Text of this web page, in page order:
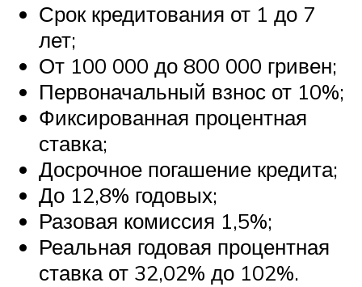
Срок кредитования от 1 до 7
лет;
От 100 000 до 800 000 гривен;
Первоначальный взнос от 10%;
Фиксированная процентная
ставка;
Досрочное погашение кредита;
До 12,8% годовых;
Разовая комиссия 1,5%;
Реальная годовая процентная
ставка от 32,02% до 102%.